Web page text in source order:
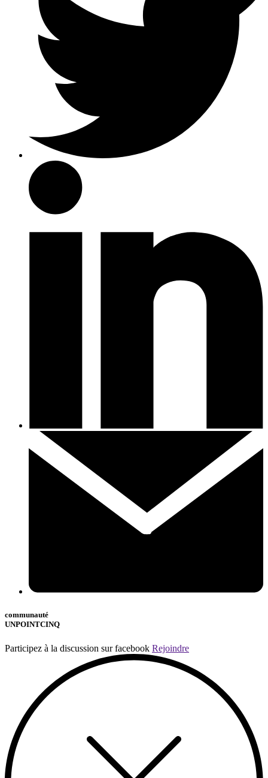
communauté
UNPOINTCINQ
Participez à la discussion sur facebook Rejoindre